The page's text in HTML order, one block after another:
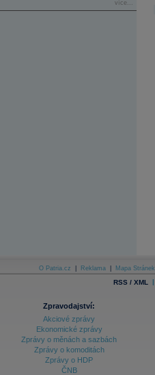
více...
O Patria.cz Reklama Mapa Stránek
RSS / XML |
Zpravodajství:
Akciové zprávy
Ekonomické zprávy
Zprávy o měnách a sazbách
Zprávy o komoditách
Zprávy o HDP
ČNB